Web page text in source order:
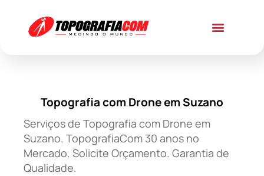
Topografia com Drone em Suzano
Serviços de Topografia com Drone em
Suzano. TopografiaCom 30 anos no
Mercado. Solicite Orçamento. Garantia de
Qualidade.